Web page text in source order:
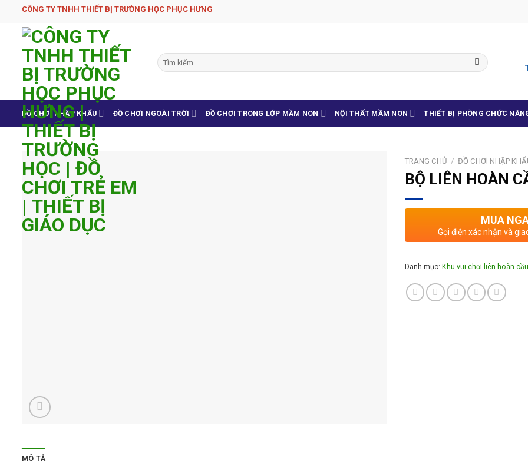
content
CÔNG TY TNHH THIẾT BỊ TRƯỜNG HỌC PHỤC H­ƯNG
Tìm
kiếm:
ĐỒ CHƠI NHẬP KHẨU ĐỒ CHƠI NGOÀI TRỜI ĐỒ CHƠI TRONG LỚP MẦM NON NỘI THẤT MẦM NON THIẾT BỊ PHÒNG CHỨC
TRANG CHỦ / ĐỒ CHƠI NHẬP
BỘ LIÊN HOÀN
MUA
Gọi điện xác nhận và
Danh mục: Khu vui chơi liên hoàn
MÔ TẢ